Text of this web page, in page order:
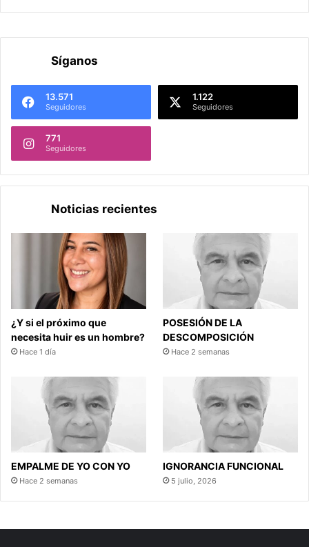
Síganos
13.571
Seguidores
1.122
Seguidores
771
Seguidores
Noticias recientes
¿Y si el próximo que
necesita huir es un hombre?
Hace 1 día
POSESIÓN DE LA
DESCOMPOSICIÓN
Hace 2 semanas
EMPALME DE YO CON YO
Hace 2 semanas
IGNORANCIA FUNCIONAL
5 julio, 2026